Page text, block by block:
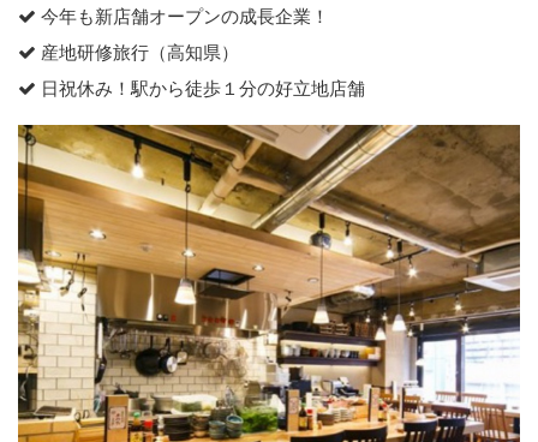
今年も新店舗オープンの成長企業！
産地研修旅行（高知県）
日祝休み！駅から徒歩１分の好立地店舗